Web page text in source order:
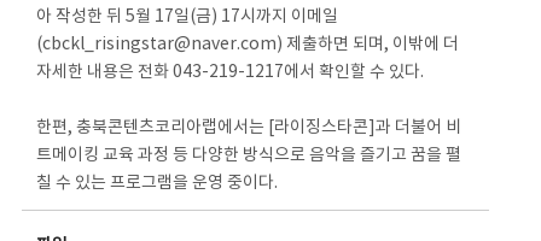
아 작성한 뒤 5월 17일(금) 17시까지 이메일
(cbckl_risingstar@naver.com) 제출하면 되며, 이밖에 더
자세한 내용은 전화 043-219-1217에서 확인할 수 있다.
한편, 충북콘텐츠코리아랩에서는 [라이징스타콘]과 더불어 비
트메이킹 교육 과정 등 다양한 방식으로 음악을 즐기고 꿈을 펼
칠 수 있는 프로그램을 운영 중이다.